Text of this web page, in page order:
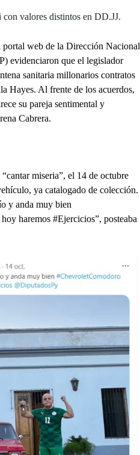
valores distintos en DD.JJ.
portal web de la Dirección Nacional
evidenciaron que el legislador
sanitaria millonarios contratos
Hayes. Al frente de los acuerdos,
su pareja sentimental y
Cabrera.
miseria”, el 14 de octubre
ya catalogado de colección.
y anda muy bien
haremos #Ejercicios”, posteaba